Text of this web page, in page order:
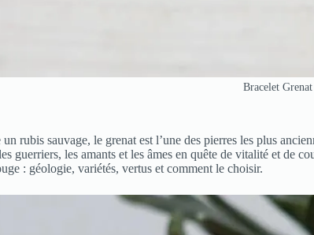
Bracelet Grenat
rubis sauvage, le grenat est l’une des pierres les plus
guerriers, les amants et les âmes en quête de vitalité et de
: géologie, variétés, vertus et comment le choisir.